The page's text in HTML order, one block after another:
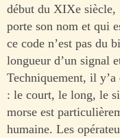
début du XIXe siècle,
porte son nom et qui
ce code n’est pas du
longueur d’un signal
Techniquement, il y’a
: le court, le long, le
morse est
humaine. Les